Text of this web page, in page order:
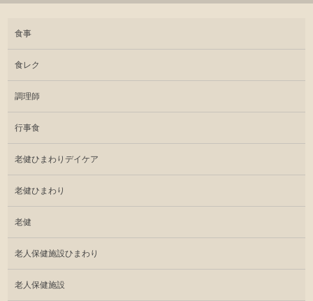
食事
食レク
調理師
行事食
老健ひまわりデイケア
老健ひまわり
老健
老人保健施設ひまわり
老人保健施設